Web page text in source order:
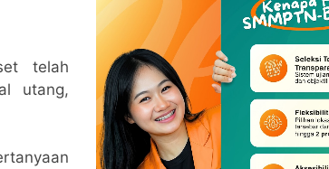
telah
utang,